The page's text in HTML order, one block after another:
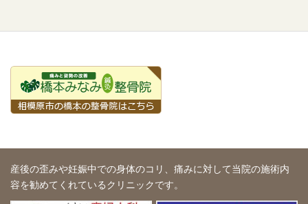
産後の歪みや妊娠中での身体のコリ、痛みに対して 当院の施術内
容を勧めてくれているクリニックです。